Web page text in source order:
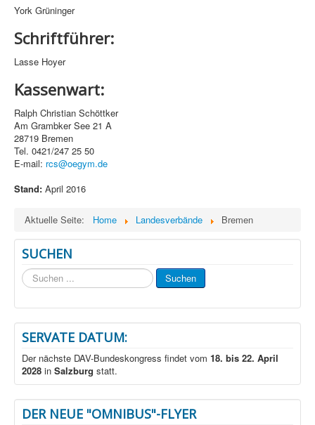
York Grüninger
Schriftführer:
Lasse Hoyer
Kassenwart:
Ralph Christian Schöttker
Am Grambker See 21 A
28719 Bremen
Tel. 0421/247 25 50
E-mail: rcs@oegym.de
Stand: April 2016
Aktuelle Seite: Home Landesverbände Bremen
SUCHEN
Suchen
...
Suchen
SERVATE DATUM:
Der nächste DAV-Bundeskongress findet vom 18. bis 22. April
2028 in Salzburg statt.
DER NEUE "OMNIBUS"-FLYER